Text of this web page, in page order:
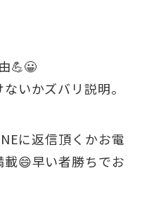
💪😀
いかズバリ説明。
に返信頂くかお電
😄早い者勝ちでお